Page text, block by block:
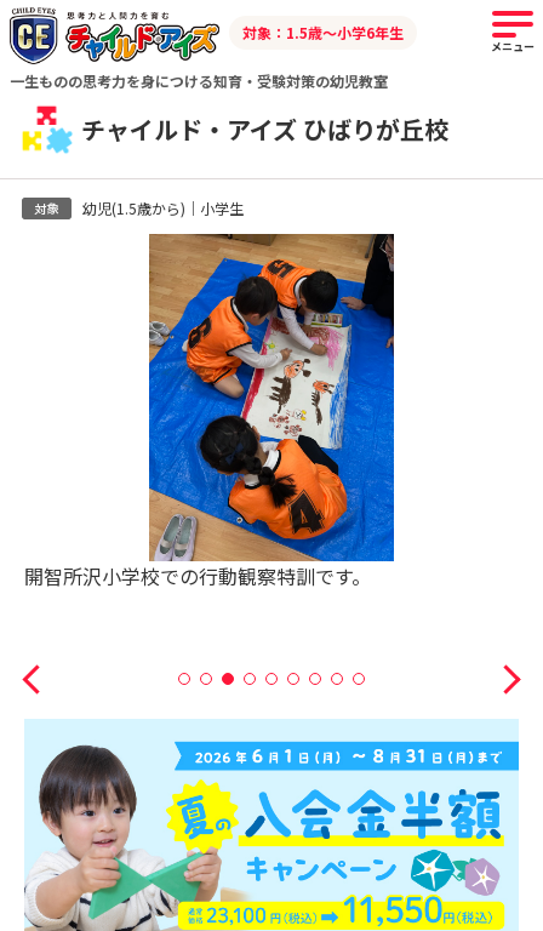
一生ものの思考力を身につける知育・受験対策の幼児教室
対象：1.5歳～小学6年生
メニュー
チャイルド・アイズ ひばりが丘校
幼児(1.5歳から)｜小学生
年長受験コース。素敵な1年生を目指します。